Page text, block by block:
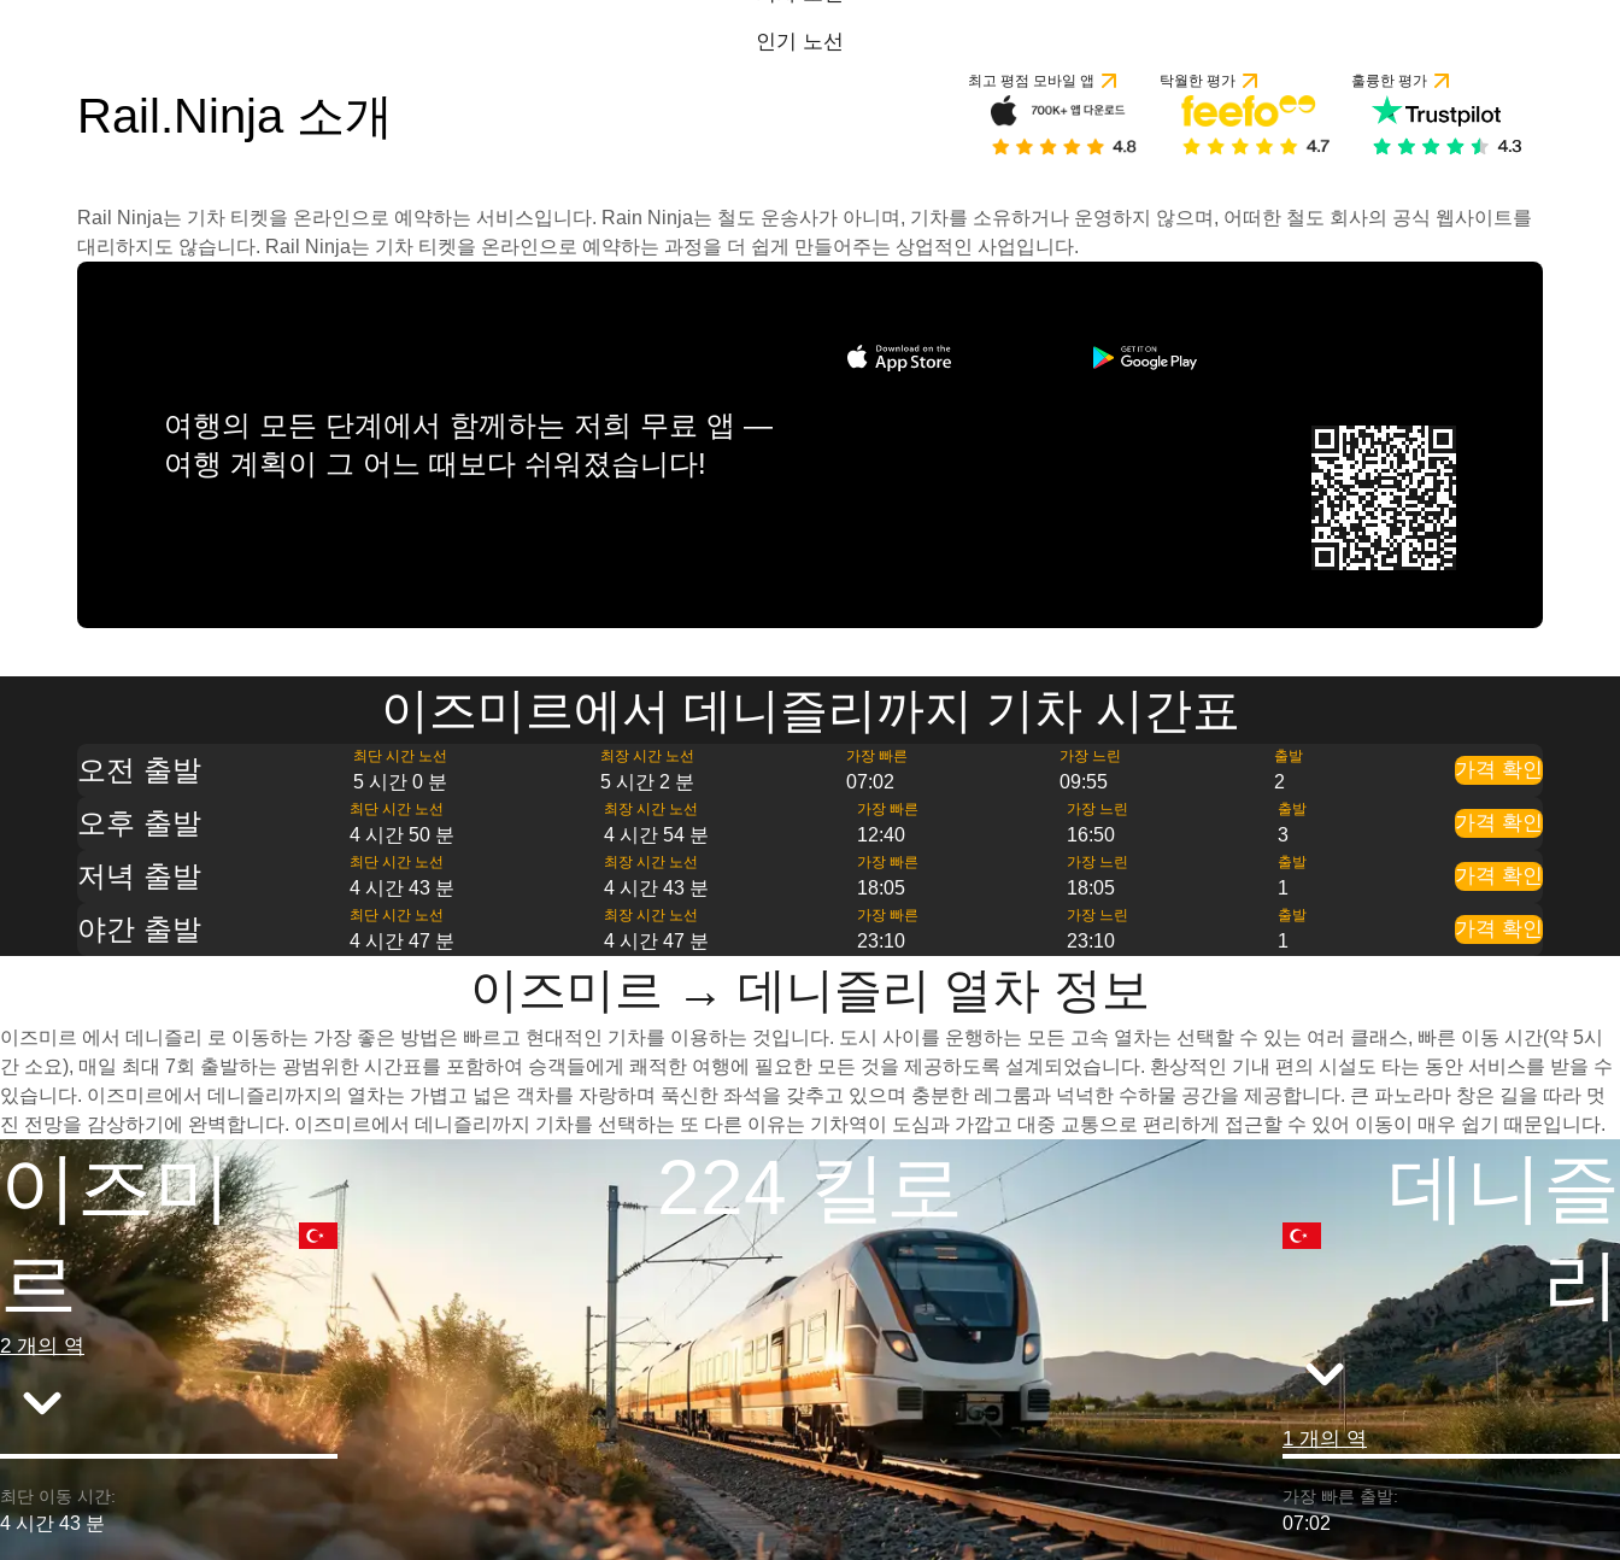
인기 노선
Rail.Ninja 소개
최고 평점 모바일 앱 탁월한 평가 훌륭한 평가
Rail Ninja는 기차 티켓을 온라인으로 예약하는 서비스입니다. Rain Ninja는 철도 운송사가 아니며, 기차를 소유하거나 운영하지 않으며, 어떠한 철도 회사의 공식 웹사이트를
대리하지도 않습니다. Rail Ninja는 기차 티켓을 온라인으로 예약하는 과정을 더 쉽게 만들어주는 상업적인 사업입니다.
여행의 모든 단계에서 함께하는 저희 무료 앱 —
여행 계획이 그 어느 때보다 쉬워졌습니다!
이즈미르에서 데니즐리까지 기차 시간표
오전 출발 최단 시간 노선
5 시간 0 분
최장 시간 노선
5 시간 2 분
가장 빠른
07:02
가장 느린
09:55
출발
2
가격 확인
오후 출발 최단 시간 노선
4 시간 50 분
최장 시간 노선
4 시간 54 분
가장 빠른
12:40
가장 느린
16:50
출발
3
가격 확인
저녁 출발 최단 시간 노선
4 시간 43 분
최장 시간 노선
4 시간 43 분
가장 빠른
18:05
가장 느린
18:05
출발
1
가격 확인
야간 출발 최단 시간 노선
4 시간 47 분
최장 시간 노선
4 시간 47 분
가장 빠른
23:10
가장 느린
23:10
출발
1
가격 확인
이즈미르 → 데니즐리 열차 정보
이즈미르 에서 데니즐리 로 이동하는 가장 좋은 방법은 빠르고 현대적인 기차를 이용하는 것입니다. 도시 사이를 운행하는 모든 고속 열차는 선택할 수 있는 여러 클래스, 빠른 이동 시간(약 5시
간 소요), 매일 최대 7회 출발하는 광범위한 시간표를 포함하여 승객들에게 쾌적한 여행에 필요한 모든 것을 제공하도록 설계되었습니다. 환상적인 기내 편의 시설도 타는 동안 서비스를 받을 수
있습니다. 이즈미르에서 데니즐리까지의 열차는 가볍고 넓은 객차를 자랑하며 푹신한 좌석을 갖추고 있으며 충분한 레그룸과 넉넉한 수하물 공간을 제공합니다. 큰 파노라마 창은 길을 따라 멋
진 전망을 감상하기에 완벽합니다. 이즈미르에서 데니즐리까지 기차를 선택하는 또 다른 이유는 기차역이 도심과 가깝고 대중 교통으로 편리하게 접근할 수 있어 이동이 매우 쉽기 때문입니다.
이즈미
르
2 개의 역
224 킬로
데니즐
리
1 개의 역
최단 이동 시간:
4 시간 43 분
가장 빠른 출발:
07:02